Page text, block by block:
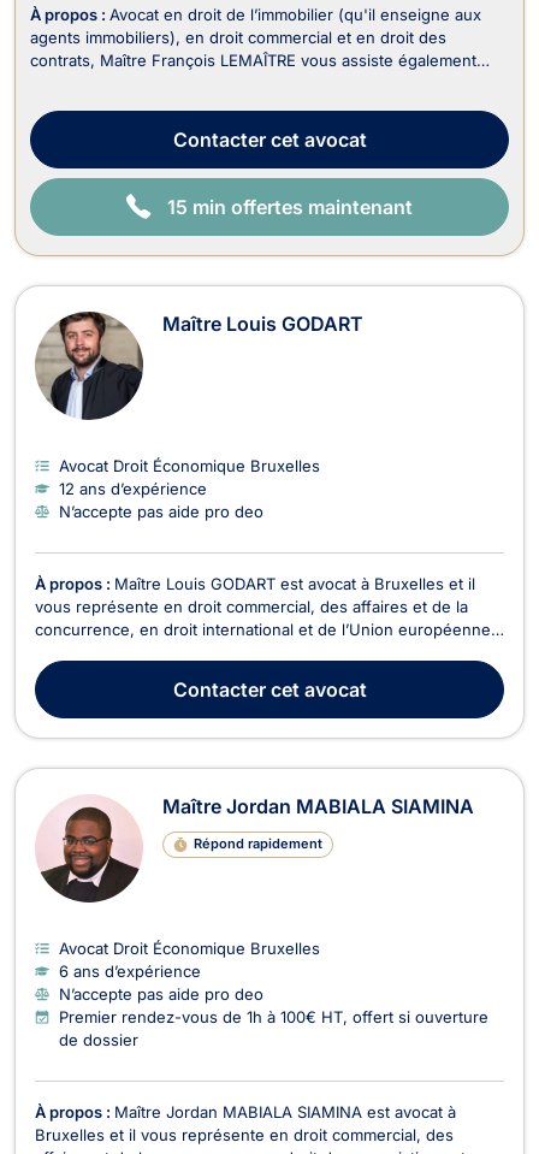
À propos : Avocat en droit de l’immobilier (qu'il enseigne aux
agents immobiliers), en droit commercial et en droit des
contrats, Maître François LEMAÎTRE vous assiste également
matière de baux portant sur...
Contactercet avocat
15 min offertes maintenant
Maître Louis GODART
Avocat Droit Économique Bruxelles
12 ans d’expérience
N’accepte pas aide pro deo
À propos : Maître Louis GODART est avocat à Bruxelles et il
vous représente en droit commercial, des affaires et de la
concurrence, en droit international et de l’Union européenne,
communication et en droit de la propriété intellectuelle. Maître
Louis GODART vous assiste e...
Contactercet avocat
Maître Jordan MABIALA SIAMINA
Répond rapidement
Avocat Droit Économique Bruxelles
6 ans d’expérience
N’accepte pas aide pro deo
Premier rendez-vous de 1h à 100€ HT, offert si ouverture
de dossier
À propos : Maître Jordan MABIALA SIAMINA est avocat à
Bruxelles et il vous représente en droit commercial, des